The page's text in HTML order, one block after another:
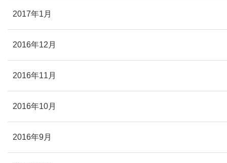
2017年1月
2016年12月
2016年11月
2016年10月
2016年9月